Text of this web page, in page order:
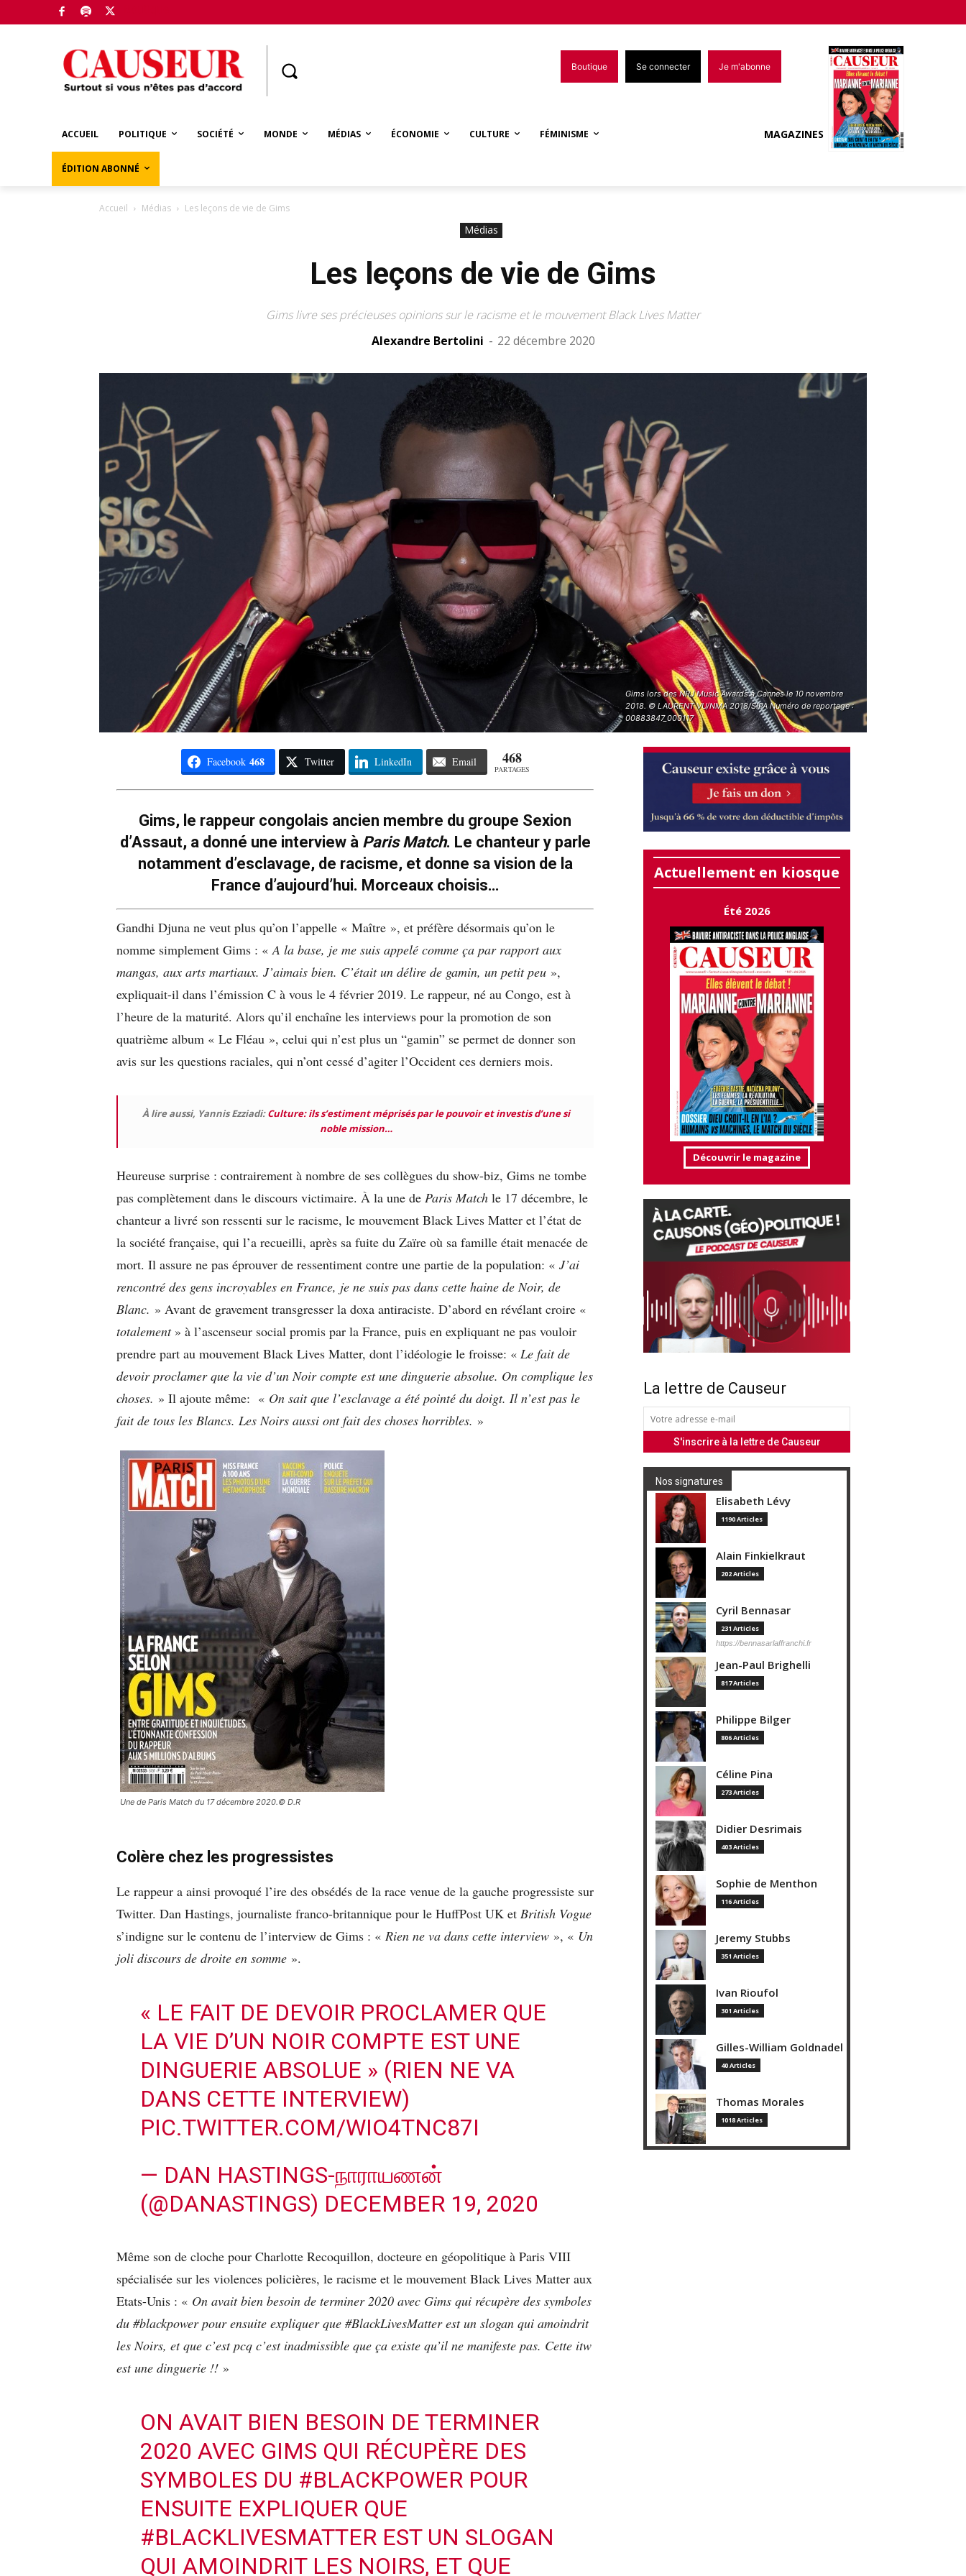
Boutique Se connecter Je m'abonne
ACCUEIL POLITIQUE SOCIÉTÉ MONDE MÉDIAS ÉCONOMIE CULTURE FÉMINISME
ÉDITION ABONNÉ
MAGAZINES
Accueil Médias Les leçons de vie de Gims
Médias
Les leçons de vie de Gims
Gims livre ses précieuses opinions sur le racisme et le mouvement Black Lives Matter
Alexandre Bertolini - 22 décembre 2020
Gims lors des NRJ Music Awards à Cannes le 10 novembre
2018. © LAURENT VU/NMA 2018/SIPA Numéro de reportage :
00883847_000117
Facebook 468 Twitter LinkedIn Email 468
PARTAGES
Gims, le rappeur congolais ancien membre du groupe Sexion
d’Assaut, a donné une interview à Paris Match. Le chanteur y parle
notamment d’esclavage, de racisme, et donne sa vision de la
France d’aujourd’hui. Morceaux choisis…
Gandhi Djuna ne veut plus qu’on l’appelle « Maître », et préfère désormais qu’on le
nomme simplement Gims : « A la base, je me suis appelé comme ça par rapport aux
mangas, aux arts martiaux. J’aimais bien. C’était un délire de gamin, un petit peu »,
expliquait-il dans l’émission C à vous le 4 février 2019. Le rappeur, né au Congo, est à
l’heure de la maturité. Alors qu’il enchaîne les interviews pour la promotion de son
quatrième album « Le Fléau », celui qui n’est plus un “gamin” se permet de donner son
avis sur les questions raciales, qui n’ont cessé d’agiter l’Occident ces derniers mois.
À lire aussi, Yannis Ezziadi:Culture: ils s’estiment méprisés par le pouvoir et investis d’une si
noble mission…
Heureuse surprise : contrairement à nombre de ses collègues du show-biz, Gims ne tombe
pas complètement dans le discours victimaire. À la une de Paris Match le 17 décembre, le
chanteur a livré son ressenti sur le racisme, le mouvement Black Lives Matter et l’état de
la société française, qui l’a recueilli, après sa fuite du Zaïre où sa famille était menacée de
mort. Il assure ne pas éprouver de ressentiment contre une partie de la population: « J’ai
rencontré des gens incroyables en France, je ne suis pas dans cette haine de Noir, de
Blanc. » Avant de gravement transgresser la doxa antiraciste. D’abord en révélant croire «
totalement» à l’ascenseur social promis par la France, puis en expliquant ne pas vouloir
prendre part au mouvement Black Lives Matter, dont l’idéologie le froisse: « Le fait de
devoir proclamer que la vie d’un Noir compte est une dinguerie absolue. On complique les
choses. » Il ajoute même: « On sait que l’esclavage a été pointé du doigt. Il n’est pas le
fait de tous les Blancs. Les Noirs aussi ont fait des choses horribles. »
Une de Paris Match du 17 décembre 2020.© D.R
Colère chez les progressistes
Le rappeur a ainsi provoqué l’ire des obsédés de la race venue de la gauche progressiste sur
Twitter. Dan Hastings, journaliste franco-britannique pour le HuffPost UK et British Vogue
s’indigne sur le contenu de l’interview de Gims : « Rien ne va dans cette interview », « Un
joli discours de droite en somme ».
« LE FAIT DE DEVOIR PROCLAMER QUE
LA VIE D’UN NOIR COMPTE EST UNE
DINGUERIE ABSOLUE » (RIEN NE VA
DANS CETTE INTERVIEW)
PIC.TWITTER.COM/WIO4TNC87I
— DAN HASTINGS-நாராயணன்
(@DANASTINGS) DECEMBER 19, 2020
Même son de cloche pour Charlotte Recoquillon, docteure en géopolitique à Paris VIII
spécialisée sur les violences policières, le racisme et le mouvement Black Lives Matter aux
Etats-Unis : « On avait bien besoin de terminer 2020 avec Gims qui récupère des symboles
du #blackpower pour ensuite expliquer que #BlackLivesMatter est un slogan qui amoindrit
les Noirs, et que c’est pcq c’est inadmissible que ça existe qu’il ne manifeste pas. Cette itw
est une dinguerie !! »
ON AVAIT BIEN BESOIN DE TERMINER
2020 AVEC GIMS QUI RÉCUPÈRE DES
SYMBOLES DU #BLACKPOWER POUR
ENSUITE EXPLIQUER QUE
#BLACKLIVESMATTER EST UN SLOGAN
QUI AMOINDRIT LES NOIRS, ET QUE
Actuellement en kiosque
Été 2026
Découvrir le magazine
La lettre de Causeur
Nos signatures
Elisabeth Lévy
1190 Articles
Alain Finkielkraut
202 Articles
Cyril Bennasar
231 Articles
https://bennasarlaffranchi.fr
Jean-Paul Brighelli
817 Articles
Philippe Bilger
806 Articles
Céline Pina
273 Articles
Didier Desrimais
403 Articles
Sophie de Menthon
116 Articles
Jeremy Stubbs
351 Articles
Ivan Rioufol
301 Articles
Gilles-William Goldnadel
40 Articles
Thomas Morales
1018 Articles